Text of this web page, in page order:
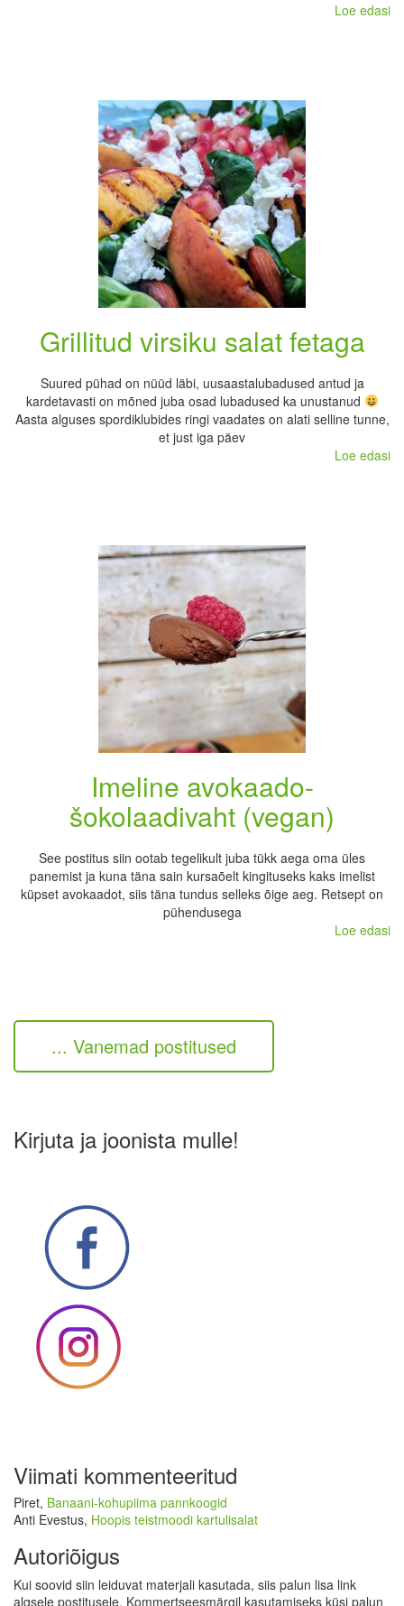
Loe edasi
Grillitud virsiku salat fetaga
Suured pühad on nüüd läbi, uusaastalubadused antud ja
kardetavasti on mõned juba osad lubadused ka unustanud
Aasta alguses spordiklubides ringi vaadates on alati selline tunne,
et just iga päev
Loe edasi
Imeline avokaado-
šokolaadivaht (vegan)
See postitus siin ootab tegelikult juba tükk aega oma üles
panemist ja kuna täna sain kursaõelt kingituseks kaks imelist
küpset avokaadot, siis täna tundus selleks õige aeg. Retsept on
pühendusega
Loe edasi
... Vanemad postitused
Kirjuta ja joonista mulle!
Viimati kommenteeritud
Piret, Banaani-kohupiima pannkoogid
Anti Evestus, Hoopis teistmoodi kartulisalat
Autoriõigus
Kui soovid siin leiduvat materjali kasutada, siis palun lisa link
algsele postitusele. Kommertseesmärgil kasutamiseks küsi palun